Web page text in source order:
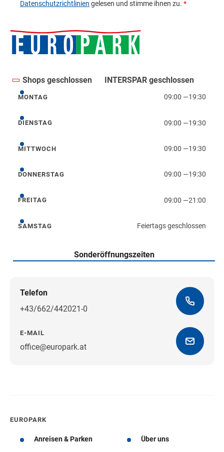
Shops geschlossen INTERSPAR geschlossen
Montag
MONTAG 09:00 —19:30
Dienstag
DIENSTAG 09:00 —19:30
Mittwoch
MITTWOCH 09:00 —19:30
Donnerstag
DONNERSTAG 09:00 —19:30
Freitag
FREITAG 09:00 —21:00
Samstag
SAMSTAG Feiertags geschlossen
Sonderöffnungszeiten
Telefon
+43/662/442021-0
E-MAIL
office@europark.atWegbeschreibung erhalten
EUROPARK
Anreisen & Parken Über uns